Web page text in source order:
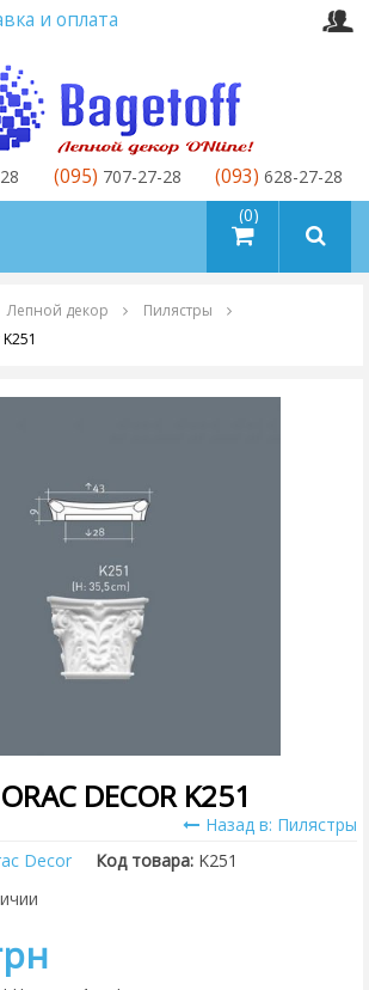
и оплата
товаров (0)
(095) 707-27-28 (093) 628-27-28
Лепной декор
Пилястры
DECOR K251
Назад в: Пилястры
Decor Код товара: K251